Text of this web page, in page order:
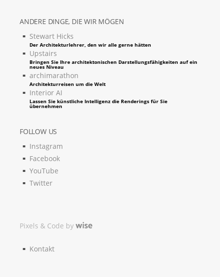
ANDERE DINGE, DIE WIR MÖGEN
Stewart Hicks
Der Architekturlehrer, den wir alle gerne hätten
Upstairs
Bringen Sie Ihre architektonischen Darstellungsfähigkeiten auf ein
neues Niveau
archimarathon
Architekturreisen um die Welt
Interior AI
Lassen Sie künstliche Intelligenz die Renderings für Sie
übernehmen
FOLLOW US
Instagram
Facebook
YouTube
Twitter
Pixels & Code by
Kontakt